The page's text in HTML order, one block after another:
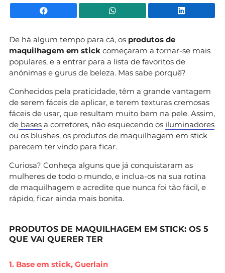
Facebook WhatsApp
De há algum tempo para cá, os produtos de
maquilhagem em stick começaram a tornar-se mais
populares, e a entrar para a lista de favoritos de
anónimas e gurus de beleza. Mas sabe porquê?
Conhecidos pela praticidade, têm a grande vantagem
de serem fáceis de aplicar, e terem texturas cremosas
fáceis de usar, que resultam muito bem na pele. Assim,
de bases a corretores, não esquecendo os iluminadores
ou os blushes, os produtos de maquilhagem em stick
parecem ter vindo para ficar.
Curiosa? Conheça alguns que já conquistaram as
mulheres de todo o mundo, e inclua-os na sua rotina
de maquilhagem e acredite que nunca foi tão fácil, e
rápido, ficar ainda mais bonita.
PRODUTOS DE MAQUILHAGEM EM STICK: OS 5
QUE VAI QUERER TER
1. Base em stick, Guerlain